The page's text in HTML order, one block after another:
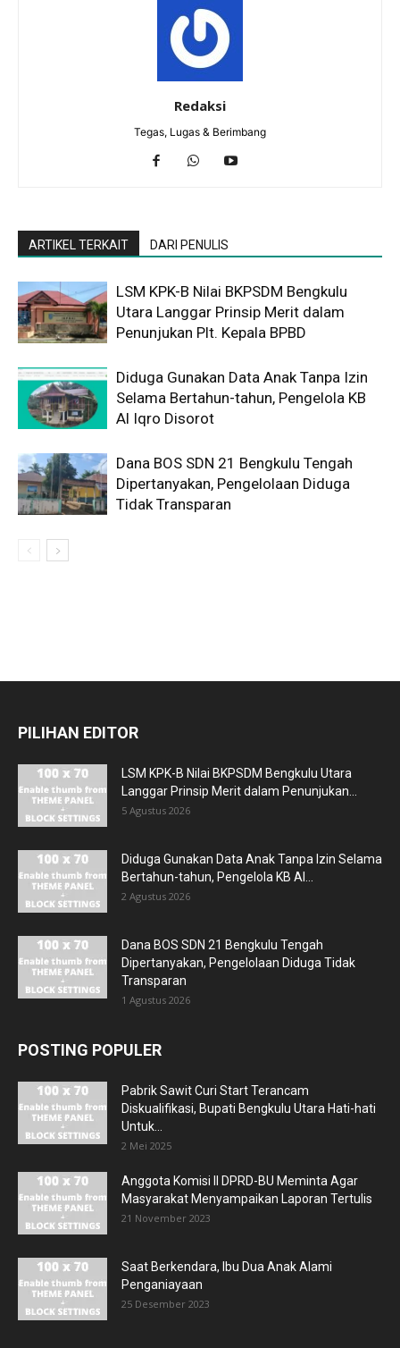
Redaksi
Tegas, Lugas & Berimbang
ARTIKEL TERKAIT DARI PENULIS
LSM KPK-B Nilai BKPSDM Bengkulu
Utara Langgar Prinsip Merit dalam
Penunjukan Plt. Kepala BPBD
Diduga Gunakan Data Anak Tanpa Izin
Selama Bertahun-tahun, Pengelola KB
Al Iqro Disorot
Dana BOS SDN 21 Bengkulu Tengah
Dipertanyakan, Pengelolaan Diduga
Tidak Transparan
PILIHAN EDITOR
LSM KPK-B Nilai BKPSDM Bengkulu Utara
Langgar Prinsip Merit dalam Penunjukan...
5 Agustus 2026
Diduga Gunakan Data Anak Tanpa Izin Selama
Bertahun-tahun, Pengelola KB Al...
2 Agustus 2026
Dana BOS SDN 21 Bengkulu Tengah
Dipertanyakan, Pengelolaan Diduga Tidak
Transparan
1 Agustus 2026
POSTING POPULER
Pabrik Sawit Curi Start Terancam
Diskualifikasi, Bupati Bengkulu Utara Hati-hati
Untuk...
2 Mei 2025
Anggota Komisi II DPRD-BU Meminta Agar
Masyarakat Menyampaikan Laporan Tertulis
21 November 2023
Saat Berkendara, Ibu Dua Anak Alami
Penganiayaan
25 Desember 2023